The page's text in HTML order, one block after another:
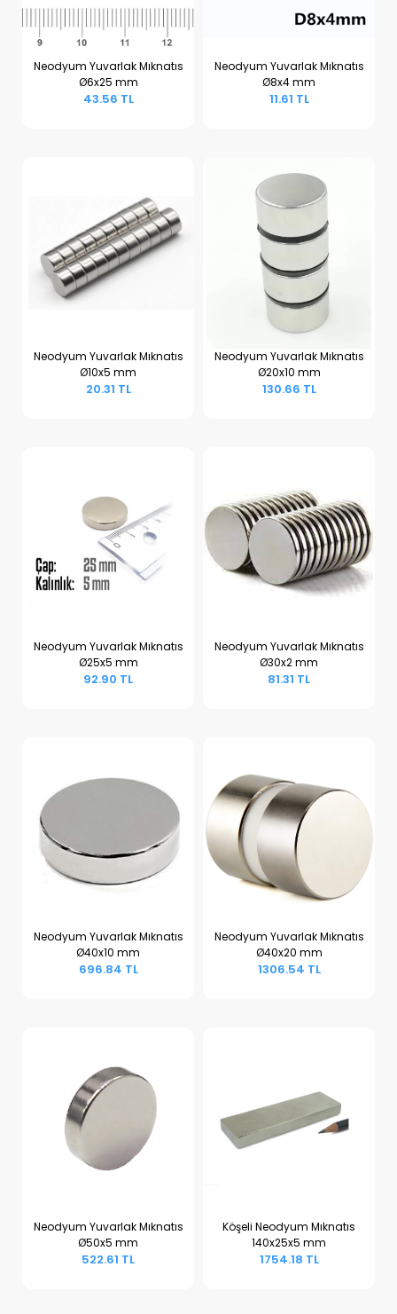
Sepete Ekle
Neodyum Yuvarlak Mıknatıs
Ø6x25 mm
43.56 TL
Sepete Ekle
Neodyum Yuvarlak Mıknatıs
Ø8x4 mm
11.61 TL
Sepete Ekle
Neodyum Yuvarlak Mıknatıs
Ø10x5 mm
20.31 TL
Sepete Ekle
Neodyum Yuvarlak Mıknatıs
Ø20x10 mm
130.66 TL
Sepete Ekle
Neodyum Yuvarlak Mıknatıs
Ø25x5 mm
92.90 TL
Sepete Ekle
Neodyum Yuvarlak Mıknatıs
Ø30x2 mm
81.31 TL
Sepete Ekle
Neodyum Yuvarlak Mıknatıs
Ø40x10 mm
696.84 TL
Sepete Ekle
Neodyum Yuvarlak Mıknatıs
Ø40x20 mm
1306.54 TL
Sepete Ekle
Neodyum Yuvarlak Mıknatıs
Ø50x5 mm
522.61 TL
Sepete Ekle
Köşeli Neodyum Mıknatıs
140x25x5 mm
1754.18 TL